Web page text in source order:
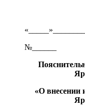
№______
«О внесении